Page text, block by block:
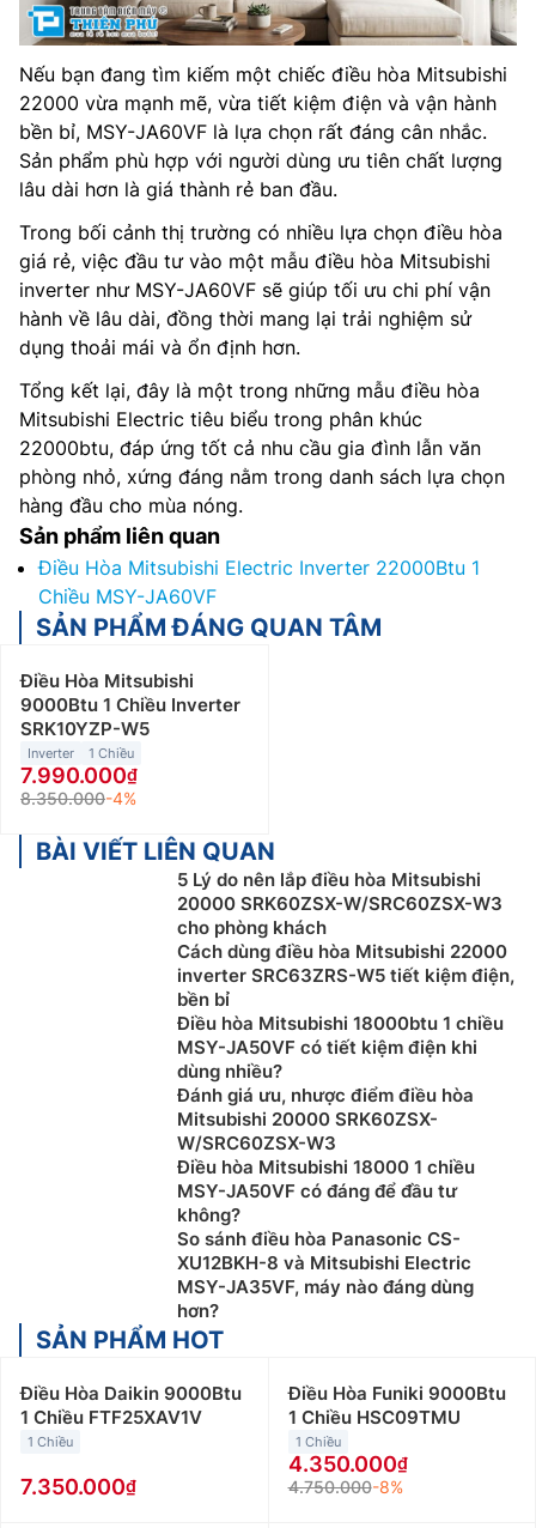
Nếu bạn đang tìm kiếm một chiếc điều hòa Mitsubishi
22000 vừa mạnh mẽ, vừa tiết kiệm điện và vận hành
bền bỉ, MSY-JA60VF là lựa chọn rất đáng cân nhắc.
Sản phẩm phù hợp với người dùng ưu tiên chất lượng
lâu dài hơn là giá thành rẻ ban đầu.
Trong bối cảnh thị trường có nhiều lựa chọn điều hòa
giá rẻ, việc đầu tư vào một mẫu điều hòa Mitsubishi
inverter như MSY-JA60VF sẽ giúp tối ưu chi phí vận
hành về lâu dài, đồng thời mang lại trải nghiệm sử
dụng thoải mái và ổn định hơn.
Tổng kết lại, đây là một trong những mẫu điều hòa
Mitsubishi Electric tiêu biểu trong phân khúc
22000btu, đáp ứng tốt cả nhu cầu gia đình lẫn văn
phòng nhỏ, xứng đáng nằm trong danh sách lựa chọn
hàng đầu cho mùa nóng.
Sản phẩm liên quan
Điều Hòa Mitsubishi Electric Inverter 22000Btu 1
Chiều MSY-JA60VF
SẢN PHẨM ĐÁNG QUAN TÂM
Điều Hòa Mitsubishi
9000Btu 1 Chiều Inverter
SRK10YZP-W5
Inverter 1 Chiều
7.990.000
8.350.000-4%
BÀI VIẾT LIÊN QUAN
5 Lý do nên lắp điều hòa Mitsubishi
20000 SRK60ZSX-W/SRC60ZSX-W3
cho phòng khách
Cách dùng điều hòa Mitsubishi 22000
inverter SRC63ZRS-W5 tiết kiệm điện,
bền bỉ
Điều hòa Mitsubishi 18000btu 1 chiều
MSY-JA50VF có tiết kiệm điện khi
dùng nhiều?
Đánh giá ưu, nhược điểm điều hòa
Mitsubishi 20000 SRK60ZSX-
W/SRC60ZSX-W3
Điều hòa Mitsubishi 18000 1 chiều
MSY-JA50VF có đáng để đầu tư
không?
So sánh điều hòa Panasonic CS-
XU12BKH-8 và Mitsubishi Electric
MSY-JA35VF, máy nào đáng dùng
hơn?
SẢN PHẨM HOT
Điều Hòa Daikin 9000Btu
1 Chiều FTF25XAV1V
1 Chiều
7.350.000
Điều Hòa Funiki 9000Btu
1 Chiều HSC09TMU
1 Chiều
4.350.000
4.750.000-8%